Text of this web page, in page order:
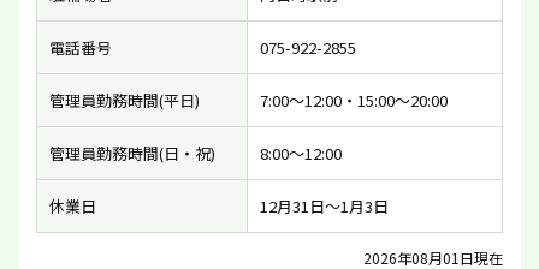
電話番号 075-922-2855
管理員勤務時間(平日) 7:00〜12:00・15:00〜20:00
管理員勤務時間(日・祝) 8:00〜12:00
休業日 12月31日〜1月3日
2026年08月01日現在